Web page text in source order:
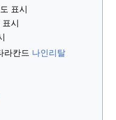
표시
시
라칸드 나인리탈